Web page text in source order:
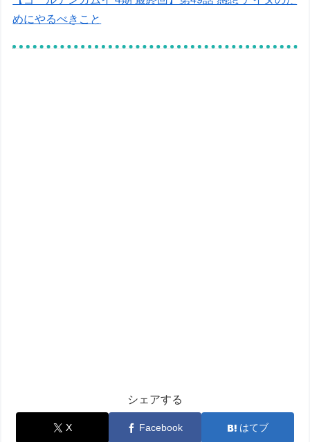
めにやるべきこと
シェアする
X Facebook はてブ